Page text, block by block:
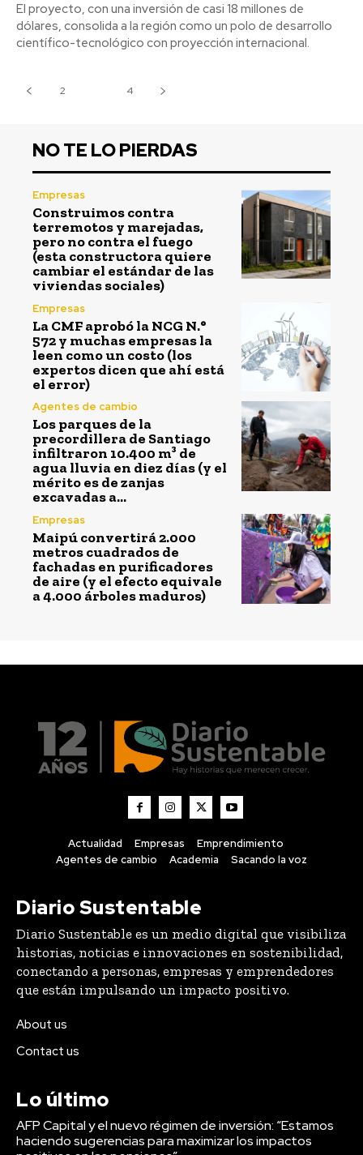
El proyecto, con una inversión de casi 18 millones de
dólares, consolida a la región como un polo de desarrollo
científico-tecnológico con proyección internacional.
2 4
NO TE LO PIERDAS
Empresas
Construimos contra
terremotos y marejadas,
pero no contra el fuego
(esta constructora quiere
cambiar el estándar de las
viviendas sociales)
Empresas
La CMF aprobó la NCG N.°
572 y muchas empresas la
leen como un costo (los
expertos dicen que ahí está
el error)
Agentes de cambio
Los parques de la
precordillera de Santiago
infiltraron 10.400 m³ de
agua lluvia en diez días (y el
mérito es de zanjas
excavadas a...
Empresas
Maipú convertirá 2.000
metros cuadrados de
fachadas en purificadores
de aire (y el efecto equivale
a 4.000 árboles maduros)
Actualidad Empresas
Emprendimiento
Agentes de cambio
Academia Sacando la voz
Diario Sustentable
Diario Sustentable es un medio digital que visibiliza
historias, noticias e innovaciones en sostenibilidad,
conectando a personas, empresas y emprendedores
que están impulsando un impacto positivo.
About us
Contact us
Lo último
AFP Capital y el nuevo régimen de inversión: “Estamos
haciendo sugerencias para maximizar los impactos